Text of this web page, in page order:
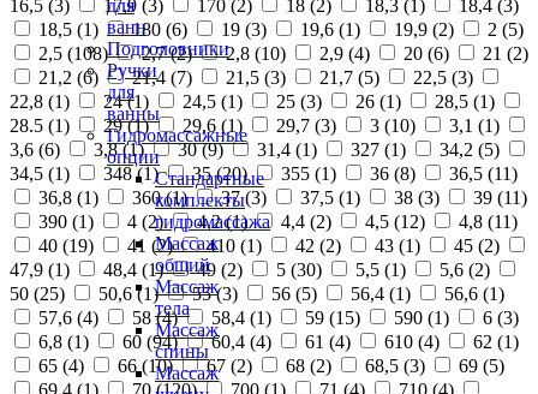
для
ванн
Подголовники
Ручки
для
ванны
Гидромассажные
опции
Стандартные
комплекты
гидромассажа
Массаж
общий
Массаж
тела
Массаж
спины
Массаж
16,5 (3) 17,9 (3) 170 (2) 18 (2) 18,3 (1) 18,4 (3)
18,5 (1) 180 (6) 19 (3) 19,6 (1) 19,9 (2) 2 (5)
2,5 (108) 2,7 (2) 2,8 (10) 2,9 (4) 20 (6) 21 (2)
21,2 (6) 21,4 (7) 21,5 (3) 21,7 (5) 22,5 (3)
22,8 (1) 24 (1) 24,5 (1) 25 (3) 26 (1) 28,5 (1)
28.5 (1) 29 (1) 29,6 (1) 29,7 (3) 3 (10) 3,1 (1)
3,6 (6) 3,8 (1) 30 (9) 31,4 (1) 327 (1) 34,2 (5)
34,5 (1) 348 (1) 35 (20) 355 (1) 36 (8) 36,5 (11)
36,8 (1) 360 (1) 37 (3) 37,5 (1) 38 (3) 39 (11)
390 (1) 4 (2) 4,2 (1) 4,4 (2) 4,5 (12) 4,8 (11)
40 (19) 41 (2) 410 (1) 42 (2) 43 (1) 45 (2)
47,9 (1) 48,4 (1) 49 (2) 5 (30) 5,5 (1) 5,6 (2)
50 (25) 50,6 (1) 55 (3) 56 (5) 56,4 (1) 56,6 (1)
57,6 (4) 58 (4) 58,4 (1) 59 (15) 590 (1) 6 (3)
6,8 (1) 60 (94) 60,4 (4) 61 (4) 610 (4) 62 (1)
65 (4) 66 (10) 67 (2) 68 (2) 68,5 (3) 69 (5)
69,4 (1) 70 (120) 700 (1) 71 (4) 710 (4)